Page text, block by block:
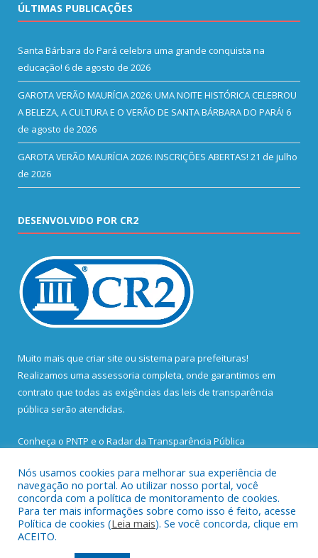
ÚLTIMAS PUBLICAÇÕES
Santa Bárbara do Pará celebra uma grande conquista na
educação! 6 de agosto de 2026
GAROTA VERÃO MAURÍCIA 2026: UMA NOITE HISTÓRICA CELEBROU
A BELEZA, A CULTURA E O VERÃO DE SANTA BÁRBARA DO PARÁ! 6
de agosto de 2026
GAROTA VERÃO MAURÍCIA 2026: INSCRIÇÕES ABERTAS! 21 de julho
de 2026
DESENVOLVIDO POR CR2
Muito mais que criar site ou sistema para prefeituras!
Realizamos uma assessoria completa, onde garantimos em
contrato que todas as exigências das leis de transparência
pública serão atendidas.
Conheça o PNTP e o Radar da Transparência Pública
Todos os direitos reservados a Prefeitura Municipal de Santa
Bárbara do Pará.
Nós usamos cookies para melhorar sua experiência de
navegação no portal. Ao utilizar nosso portal, você
concorda com a política de monitoramento de cookies.
Para ter mais informações sobre como isso é feito, acesse
Política de cookies (Leia mais). Se você concorda, clique em
ACEITO.